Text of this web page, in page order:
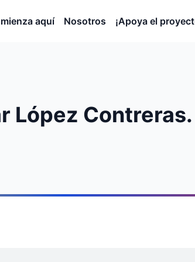
aquí Nosotros ¡Apoya el
López Contreras.